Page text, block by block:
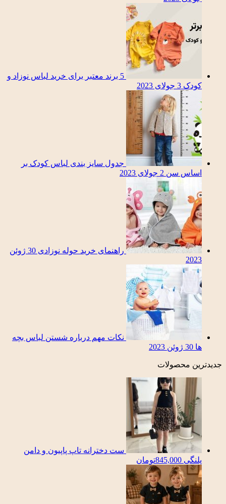
5 برند معتبر برای خرید لباس نوزاد و
کودک 3 جولای 2023
جدول سایز بندی لباس کودک بر
اساس سن 2 جولای 2023
راهنمای خرید حوله نوزادی
30 ژوئن
2023
نکات مهم درباره شستن لباس بچه
ها 30 ژوئن 2023
جدیدترین محصولات
ست دخترانه تاپ پاپیون و دامن
پلنگی 845,000تومان